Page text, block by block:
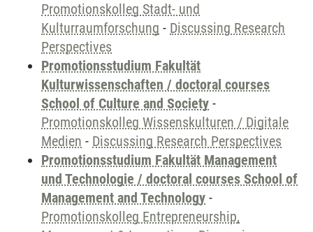
Promotionskolleg Stadt- und
Kulturraumforschung - Discussing Research
Perspectives
Promotionsstudium Fakultät
Kulturwissenschaften / doctoral courses
School of Culture and Society -
Promotionskolleg Wissenskulturen / Digitale
Medien - Discussing Research Perspectives
Promotionsstudium Fakultät Management
und Technologie / doctoral courses School of
Management and Technology -
Promotionskolleg Entrepreneurship,